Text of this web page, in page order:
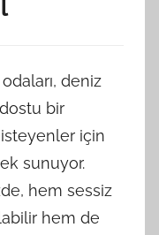
deniz
bir
için
sunuyor.
hem sessiz
hem de